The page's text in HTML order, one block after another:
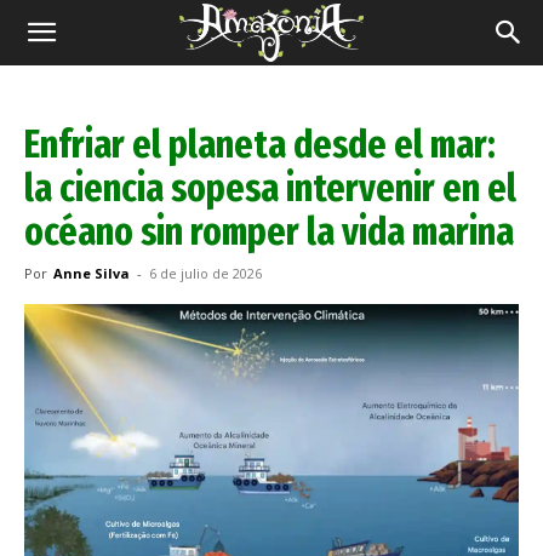
Revista
Enfriar el planeta desde el mar:
la ciencia sopesa intervenir en el
océano sin romper la vida marina
Por Anne Silva - 6 de julio de 2026